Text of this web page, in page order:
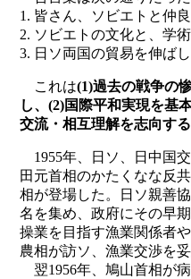
1. 皆さん、ソビエトと仲
2. ソビエトの文化と、学
3. 日ソ両国の貿易を伸ば
これは(1)過去の戦争の
し、(2)国際平和実現を基
交流・相互理解を志向する
1955年、日ソ、日中国
田元首相のかたくなな反
相が登場した。日ソ親善
名を集め、政府にその早
操業を目指す漁業関係者
農相が訪ソ、漁業交渉を妥
翌1956年、鳩山首相が